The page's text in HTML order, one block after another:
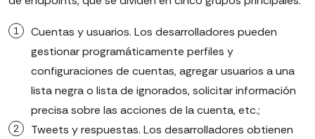
Cuentas y usuarios. Los desarrolladores pueden
gestionar programáticamente perfiles y
configuraciones de cuentas, agregar usuarios a una
lista negra o lista de ignorados, solicitar información
precisa sobre las acciones de la cuenta, etc.;
Tweets y respuestas. Los desarrolladores obtienen